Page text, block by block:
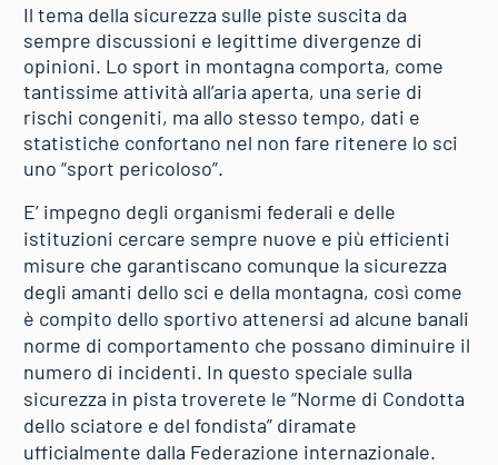
Il tema della sicurezza sulle piste suscita da
sempre discussioni e legittime divergenze di
opinioni. Lo sport in montagna comporta, come
tantissime attività all’aria aperta, una serie di
rischi congeniti, ma allo stesso tempo, dati e
statistiche confortano nel non fare ritenere lo sci
uno “sport pericoloso”.
E’ impegno degli organismi federali e delle
istituzioni cercare sempre nuove e più efficienti
misure che garantiscano comunque la sicurezza
degli amanti dello sci e della montagna, così come
è compito dello sportivo attenersi ad alcune banali
norme di comportamento che possano diminuire il
numero di incidenti. In questo speciale sulla
sicurezza in pista troverete le “Norme di Condotta
dello sciatore e del fondista” diramate
ufficialmente dalla Federazione internazionale.